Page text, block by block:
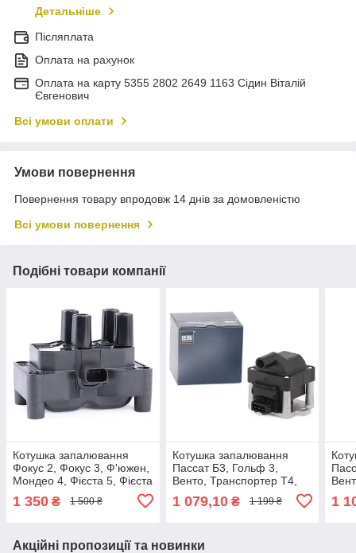
Детальніше
Післяплата
Оплата на рахунок
Оплата на карту 5355 2802 2649 1163 Сідин Віталій
Євгенович
Всі умови оплати
Умови повернення
Повернення товару впродовж 14 днів за домовленістю
Всі умови повернення
Подібні товари компанії
Котушка запалювання
Фокус 2, Фокус 3, Ф'южен,
Мондео 4, Фієста 5, Фієста
6, С-MAX (1459278) Meyle
714 885 0001
1 350 ₴ 1 500 ₴
Котушка запалювання
Пассат Б3, Гольф 3,
Венто, Транспортер Т4,
(867905104) BERU
1 079,10₴ 1 199 ₴ 1
Акційні пропозиції та новинки